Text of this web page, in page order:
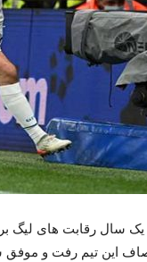
یک سال رقابت های لیگ
این تیم رفت و موفق